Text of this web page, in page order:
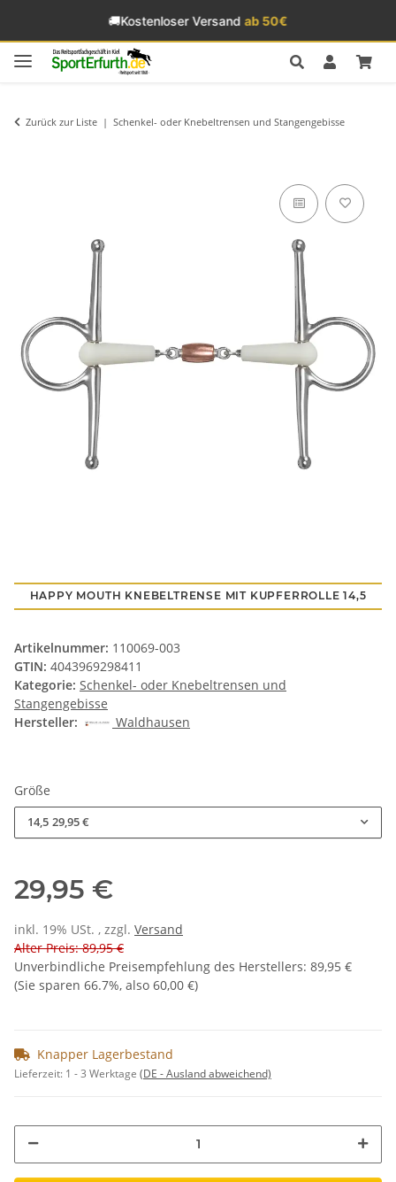
🚚Kostenloser Versandab 50€
Zurück zur Liste Schenkel- oder Knebeltrensen und Stangengebisse
HAPPY MOUTH KNEBELTRENSE MIT KUPFERROLLE 14,5
Artikelnummer: 110069-003
GTIN: 4043969298411
Kategorie: Schenkel- oder Knebeltrensen und
Stangengebisse
Hersteller:
Waldhausen
Größe
14,5 29,95 €
29,95 €
inkl. 19% USt. , zzgl. Versand
Alter Preis: 89,95 €
Unverbindliche Preisempfehlung des Herstellers: 89,95 €
(Sie sparen 66.7%, also 60,00 €)
Knapper Lagerbestand
Lieferzeit: 1 - 3 Werktage (DE - Ausland abweichend)